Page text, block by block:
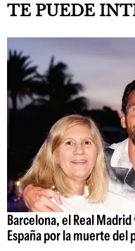
TE PUEDE
Barcelona, el Real
España por la muerte del